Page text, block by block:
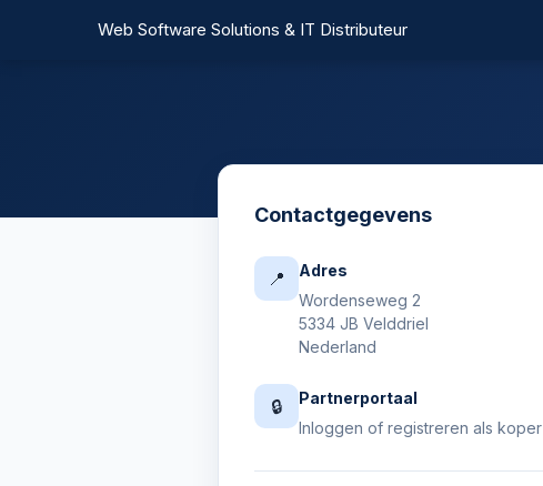
Web Software Solutions & IT Distributeur
Contactgegevens
📍
Adres
Wordenseweg 2
5334 JB Velddriel
Nederland
🔒
Partnerportaal
Inloggen of registreren als koper